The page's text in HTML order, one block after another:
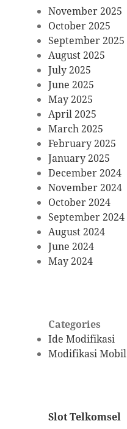
November 2025
October 2025
September 2025
August 2025
July 2025
June 2025
May 2025
April 2025
March 2025
February 2025
January 2025
December 2024
November 2024
October 2024
September 2024
August 2024
June 2024
May 2024
Categories
Ide Modifikasi
Modifikasi Mobil
Slot Telkomsel